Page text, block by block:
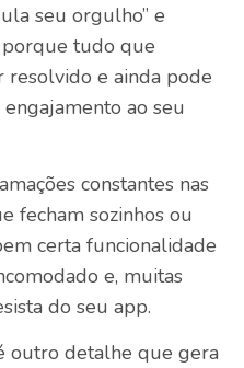
seu orgulho” e
porque tudo que
resolvido e ainda pode
ao seu
constantes nas
fecham sozinhos ou
certa funcionalidade
e, muitas
do seu app.
outro detalhe que gera